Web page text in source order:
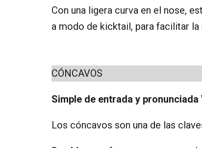
Con una ligera curva en el nose,
a modo de kicktail, para facilitar
CÓNCAVOS
Simple de entrada y
Los cóncavos son una de las